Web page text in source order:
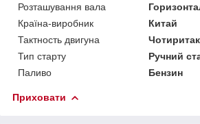
Розташування вала
Країна-виробник
Китай
Тактность двигуна
Тип старту
Ручний
Паливо
Бензин
Приховати